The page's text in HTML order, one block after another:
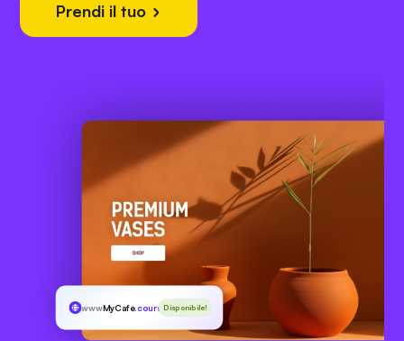
Prendi il tuo
wwwMyCafe.coursesDisponibile!